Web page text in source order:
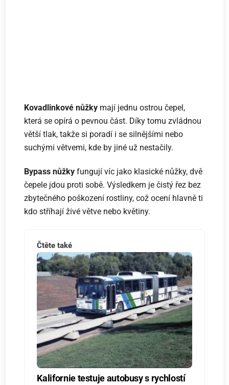
Kovadlinkové nůžky mají jednu ostrou čepel,
která se opírá o pevnou část. Díky tomu zvládnou
větší tlak, takže si poradí i se silnějšími nebo
suchými větvemi, kde by jiné už nestačily.
Bypass nůžky fungují víc jako klasické nůžky, dvě
čepele jdou proti sobě. Výsledkem je čistý řez bez
zbytečného poškození rostliny, což ocení hlavně ti
kdo stříhají živé větve nebo květiny.
Čtěte také
Kalifornie testuje autobusy s rychlostí